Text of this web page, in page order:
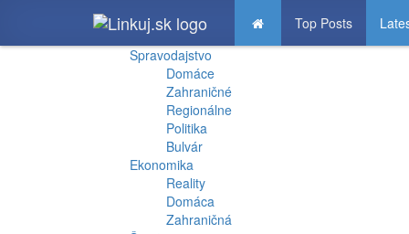
Top Posts
Spravodajstvo
Domáce
Zahraničné
Regionálne
Politika
Bulvár
Ekonomika
Reality
Domáca
Zahraničná